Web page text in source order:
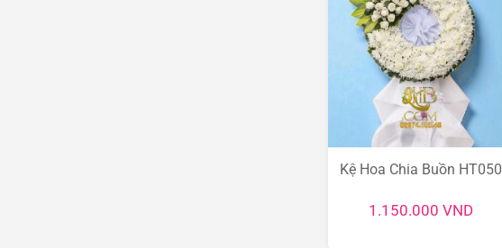
Kệ Hoa Chia Buồn HT050
1.150.000 VND